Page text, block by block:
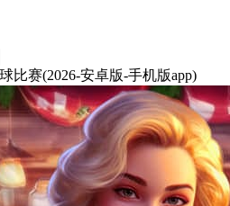
赛(2026-安卓版-手机版app)